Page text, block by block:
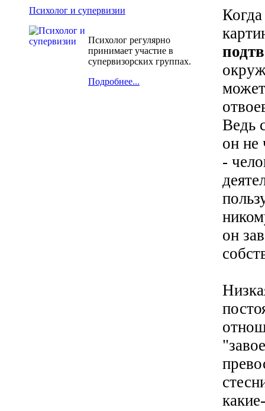
Психолог и супервизии
Психолог регулярно
принимает участие в
супервизорских группах.
Подробнее...
Ведь
он не
-
он